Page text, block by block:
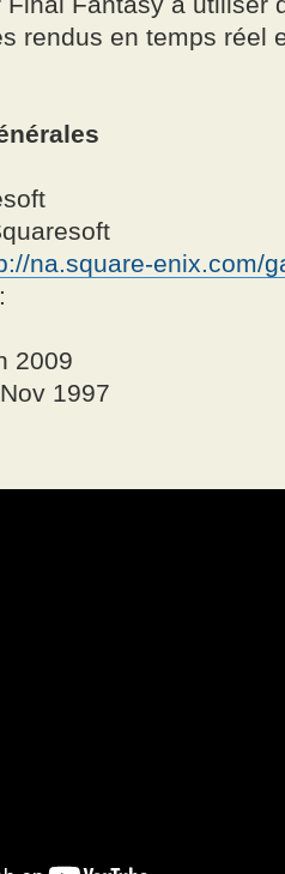
rendus en temps réel
na.square-enix.com/
2009
1997